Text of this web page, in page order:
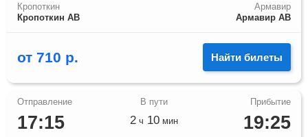
Кропоткин
Кропоткин АВ
Армавир
Армавир АВ
от 710 р. Найти билеты
17:15 19:25
2 ч 10 мин